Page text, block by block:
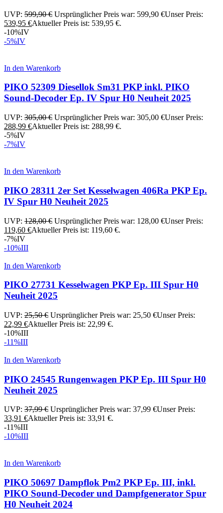
UVP: 599,90€ Ursprünglicher Preis war: 599,90 €Unser Preis:
539,95 €Aktueller Preis ist: 539,95 €.
-10%IV
-5%IV
In den Warenkorb
PIKO 52309 Diesellok Sm31 PKP inkl. PIKO
Sound-Decoder Ep. IV Spur H0 Neuheit 2025
UVP: 305,00€ Ursprünglicher Preis war: 305,00 €Unser Preis:
288,99 €Aktueller Preis ist: 288,99 €.
-5%IV
-7%IV
In den Warenkorb
PIKO 28311 2er Set Kesselwagen 406Ra PKP Ep.
IV Spur H0 Neuheit 2025
UVP: 128,00€ Ursprünglicher Preis war: 128,00 €Unser Preis:
119,60 €Aktueller Preis ist: 119,60 €.
-7%IV
-10%III
In den Warenkorb
PIKO 27731 Kesselwagen PKP Ep. III Spur H0
Neuheit 2025
UVP: 25,50€ Ursprünglicher Preis war: 25,50 €Unser Preis:
22,99 €Aktueller Preis ist: 22,99 €.
-10%III
-11%III
In den Warenkorb
PIKO 24545 Rungenwagen PKP Ep. III Spur H0
Neuheit 2025
UVP: 37,99€ Ursprünglicher Preis war: 37,99 €Unser Preis:
33,91 €Aktueller Preis ist: 33,91 €.
-11%III
-10%III
In den Warenkorb
PIKO 50697 Dampflok Pm2 PKP Ep. III, inkl.
PIKO Sound-Decoder und Dampfgenerator Spur
H0 Neuheit 2024